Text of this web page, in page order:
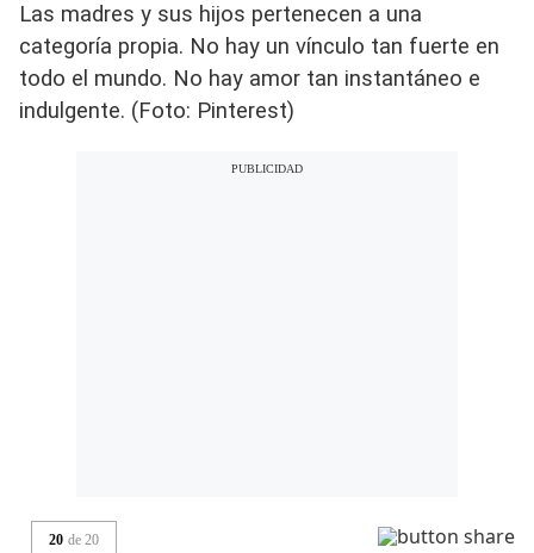
Las madres y sus hijos pertenecen a una
categoría propia. No hay un vínculo tan fuerte en
todo el mundo. No hay amor tan instantáneo e
indulgente. (Foto: Pinterest)
20 de 20